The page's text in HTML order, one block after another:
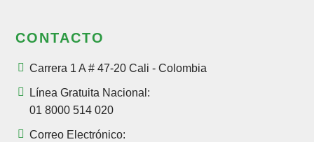
CONTACTO
Carrera 1 A # 47-20 Cali - Colombia
Línea Gratuita Nacional:
01 8000 514 020
Correo Electrónico: